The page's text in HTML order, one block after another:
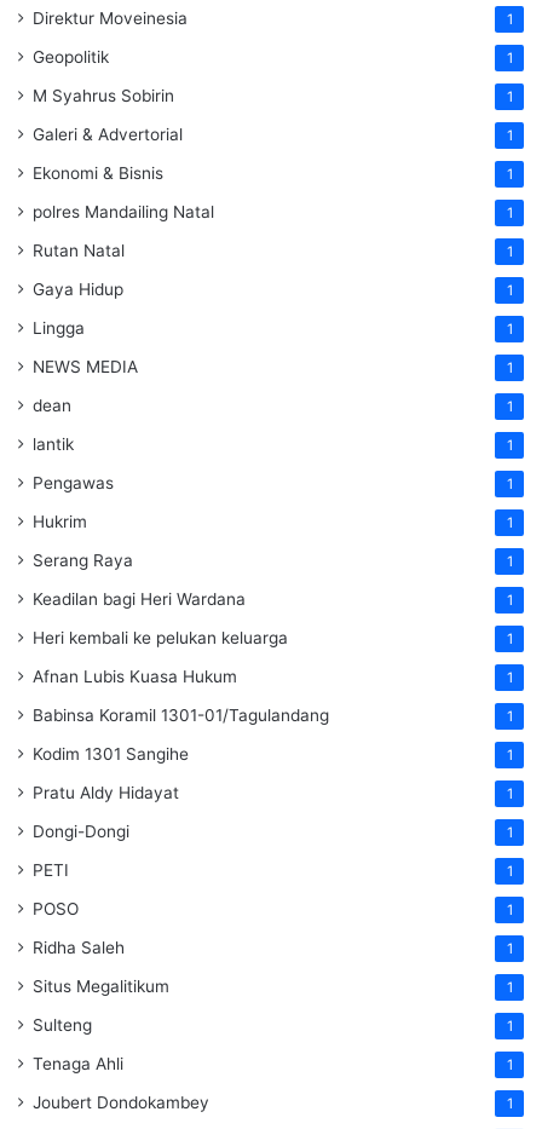
Direktur Moveinesia 1
Geopolitik 1
M Syahrus Sobirin 1
Galeri & Advertorial 1
Ekonomi & Bisnis 1
polres Mandailing Natal 1
Rutan Natal 1
Gaya Hidup 1
Lingga 1
NEWS MEDIA 1
dean 1
lantik 1
Pengawas 1
Hukrim 1
Serang Raya 1
Keadilan bagi Heri Wardana 1
Heri kembali ke pelukan keluarga 1
Afnan Lubis Kuasa Hukum 1
Babinsa Koramil 1301-01/Tagulandang 1
Kodim 1301 Sangihe 1
Pratu Aldy Hidayat 1
Dongi-Dongi 1
PETI 1
POSO 1
Ridha Saleh 1
Situs Megalitikum 1
Sulteng 1
Tenaga Ahli 1
Joubert Dondokambey 1